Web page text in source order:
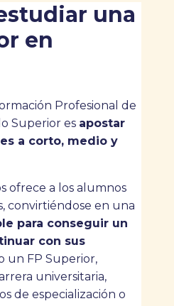
una
en
Profesional de
Superior es apostar
a corto, medio y
ofrece a los alumnos
convirtiéndose en una
para conseguir un
con sus
un FP Superior,
universitaria,
de especialización o